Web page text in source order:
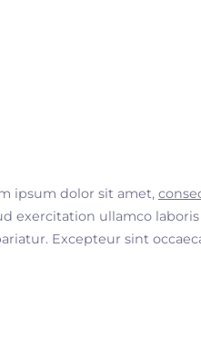
ipsum dolor sit amet,
ullamco
Excepteur sint